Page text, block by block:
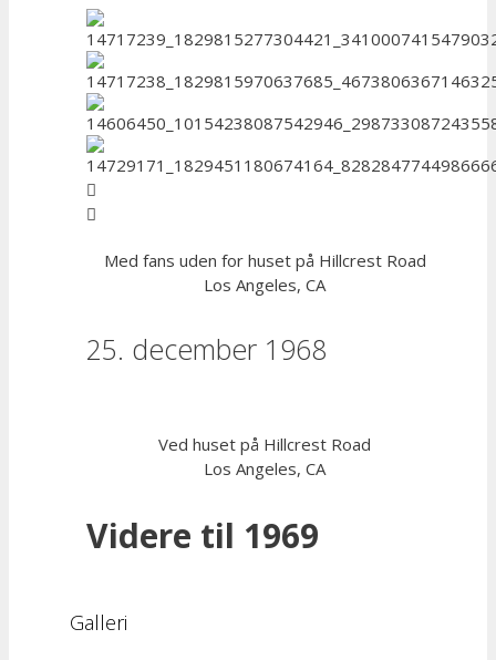
Med fans uden for huset på Hillcrest Road
Los Angeles, CA
25. december 1968
Ved huset på Hillcrest Road
Los Angeles, CA
Videre til 1969
Galleri